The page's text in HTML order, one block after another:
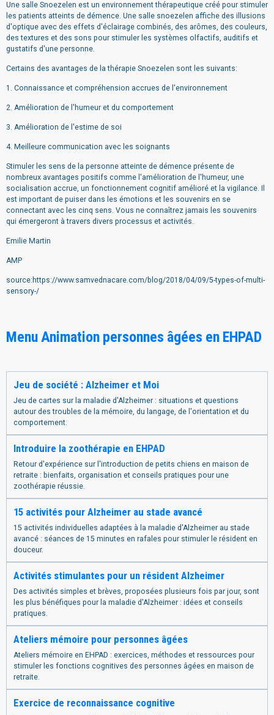
Une salle Snoezelen est un environnement thérapeutique créé pour stimuler
les patients atteints de démence. Une salle snoezelen affiche des illusions
d'optique avec des effets d'éclairage combinés, des arômes, des couleurs,
des textures et des sons pour stimuler les systèmes olfactifs, auditifs et
gustatifs d'une personne.
Certains des avantages de la thérapie Snoezelen sont les suivants:
1. Connaissance et compréhension accrues de l'environnement
2. Amélioration de l'humeur et du comportement
3. Amélioration de l'estime de soi
4. Meilleure communication avec les soignants
Stimuler les sens de la personne atteinte de démence présente de
nombreux avantages positifs comme l'amélioration de l'humeur, une
socialisation accrue, un fonctionnement cognitif amélioré et la vigilance. Il
est important de puiser dans les émotions et les souvenirs en se
connectant avec les cinq sens. Vous ne connaîtrez jamais les souvenirs
qui émergeront à travers divers processus et activités.
Emilie Martin
AMP
source:https://www.samvednacare.com/blog/2018/04/09/5-types-of-multi-
sensory-/
Menu Animation personnes âgées en EHPAD
Jeu de société : Alzheimer et Moi
Jeu de cartes sur la maladie d'Alzheimer : situations et questions
autour des troubles de la mémoire, du langage, de l'orientation et du
comportement.
Introduire la zoothérapie en EHPAD
Retour d'expérience sur l'introduction de petits chiens en maison de
retraite : bienfaits, organisation et conseils pratiques pour une
zoothérapie réussie.
15 activités pour Alzheimer au stade avancé
15 activités individuelles adaptées à la maladie d'Alzheimer au stade
avancé : séances de 15 minutes en rafales pour stimuler le résident en
douceur.
Activités stimulantes pour un résident Alzheimer
Des activités simples et brèves, proposées plusieurs fois par jour, sont
les plus bénéfiques pour la maladie d'Alzheimer : idées et conseils
pratiques.
Ateliers mémoire pour personnes âgées
Ateliers mémoire en EHPAD : exercices, méthodes et ressources pour
stimuler les fonctions cognitives des personnes âgées en maison de
retraite.
Exercice de reconnaissance cognitive